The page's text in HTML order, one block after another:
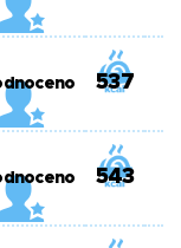
537
543